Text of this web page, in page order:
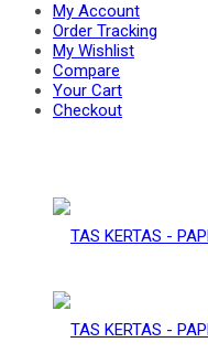
BAG
PAPER
BAG
My Account
Order Tracking
My Wishlist
Compare
Your Cart
Checkout